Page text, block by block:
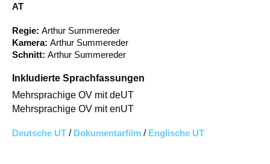
AT
Regie: Arthur Summereder
Kamera: Arthur Summereder
Schnitt: Arthur Summereder
Inkludierte Sprachfassungen
Mehrsprachige OV mit deUT
Mehrsprachige OV mit enUT
Deutsche UT / Dokumentarfilm / Englische UT